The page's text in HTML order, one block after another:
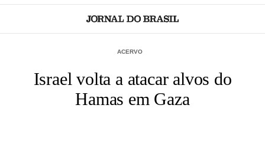
ACERVO
Israel volta a atacar alvos do
Hamas em Gaza